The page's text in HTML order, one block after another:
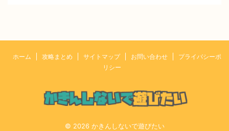
ホーム 攻略まとめ サイトマップ お問い合わせ
プライバシーポ
リシー
© 2026 かきんしないで遊びたい